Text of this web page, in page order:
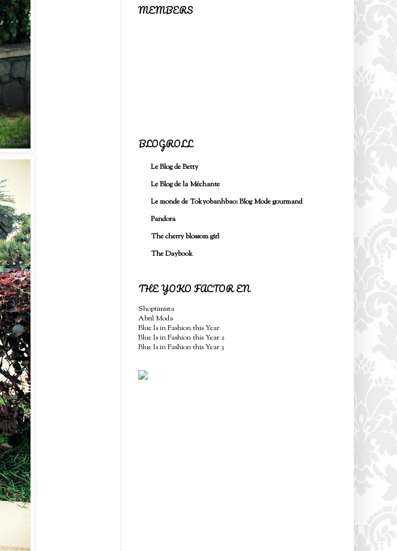
MEMBERS
BLOGROLL
Le Blog de Betty
Le Blog de la Méchante
Le monde de Tokyobanhbao: Blog Mode gourmand
Pandora
The cherry blossom girl
The Daybook
THE YOKO FACTOR EN
Shoptimista
Abril Moda
Blue Is in Fashion this Year
Blue Is in Fashion this Year 2
Blue Is in Fashion this Year 3